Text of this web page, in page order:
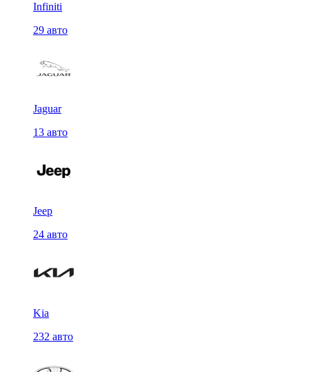
Infiniti
29 авто
Jaguar
13 авто
Jeep
24 авто
Kia
232 авто